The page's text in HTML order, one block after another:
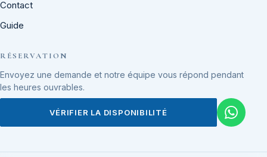
Contact
Guide
RÉSERVATION
Envoyez une demande et notre équipe vous répond pendant
les heures ouvrables.
VÉRIFIER LA DISPONIBILITÉ